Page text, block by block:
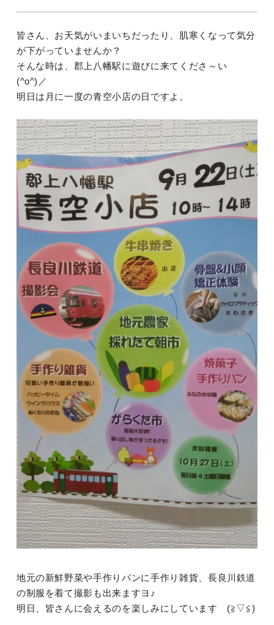
皆さん、お天気がいまいちだったり、肌寒くなって気分
が下がっていませんか？
そんな時は、郡上八幡駅に遊びに来てくださ～い
(^o^)／
明日は月に一度の青空小店の日ですよ。
地元の新鮮野菜や手作りパンに手作り雑貨、長良川鉄道
の制服を着て撮影も出来ますヨ♪
明日、皆さんに会えるのを楽しみにしています (≧▽≦)